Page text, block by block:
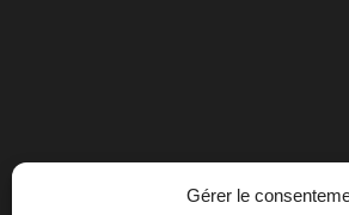
Gérer le